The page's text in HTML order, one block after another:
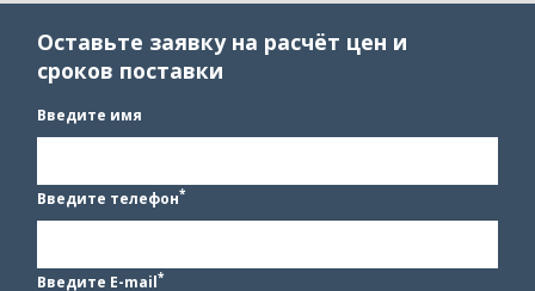
Оставьте заявку на расчёт цен и
сроков поставки
Введите имя
Введите телефон*
Введите E-mail*